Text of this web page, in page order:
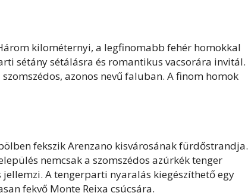
kilométernyi, a legfinomabb fehér homokkal
sétány sétálásra és romantikus vacsorára invitál.
azonos nevű faluban. A finom homok
fekszik Arenzano kisvárosának fürdőstrandja.
nemcsak a szomszédos azúrkék tenger
jellemzi. A tengerparti nyaralás kiegészíthető egy
fekvő Monte Reixa csúcsára.